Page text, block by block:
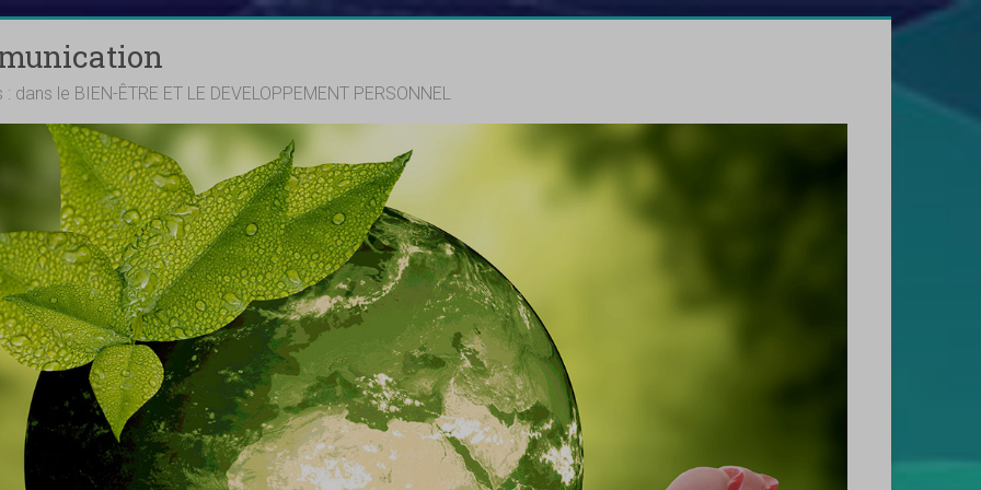
le BIEN-ÊTRE ET LE DEVELOPPEMENT PERSONNEL